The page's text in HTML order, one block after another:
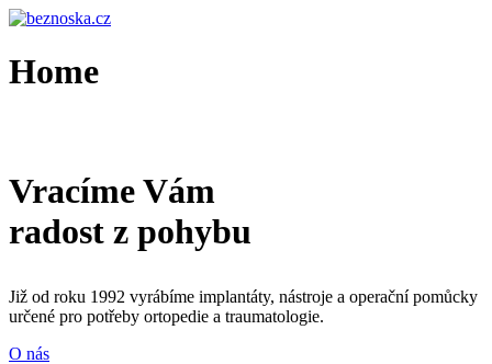
Home
Vracíme Vám
radost z pohybu
Již od roku 1992 vyrábíme implantáty, nástroje a operační pomůcky
určené pro potřeby ortopedie a traumatologie.
O nás